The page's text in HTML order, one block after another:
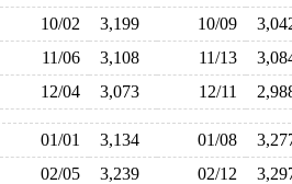
10/02 3,199 10/09
11/06 3,108 11/13
12/04 3,073 12/11
01/01 3,134 01/08
02/05 3,239 02/12